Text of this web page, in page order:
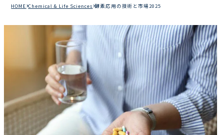
業界で選ぶ
カテゴリで選ぶ
HOME Chemical & Life Sciences 酵素応用の技術と市場2025